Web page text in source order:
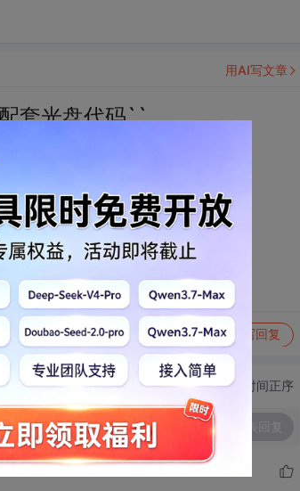
套光盘代码``
举报 写回复
用AI写文章
切换为时间正序